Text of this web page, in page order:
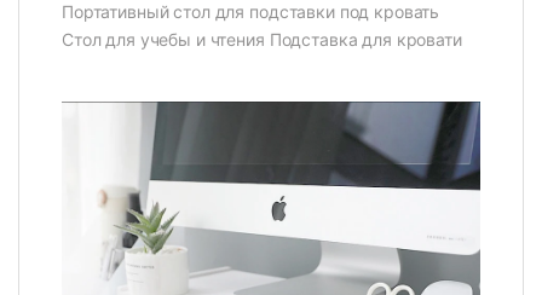
Портативный стол для подставки под кровать
Стол для учебы и чтения Подставка для кровати